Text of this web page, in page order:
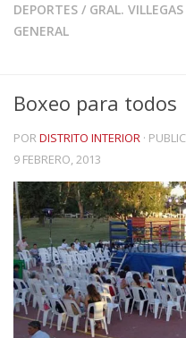
DEPORTES / GRAL. VILLEGAS
GENERAL
Boxeo para todos
PORDISTRITO INTERIOR ·
9 FEBRERO, 2013